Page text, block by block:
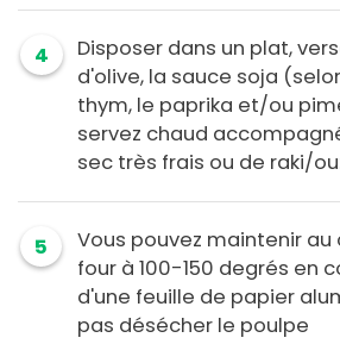
4
Disposer dans un plat,
d'olive, la sauce soja
thym, le paprika et/ou
servez chaud
sec très frais ou de raki/
5
Vous pouvez maintenir au
four à 100-150 degrés en
d'une feuille de papier
pas désécher le poulpe